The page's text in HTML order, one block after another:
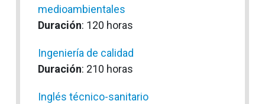
medioambientales
Duración: 120 horas
Ingeniería de calidad
Duración: 210 horas
Inglés técnico-sanitario